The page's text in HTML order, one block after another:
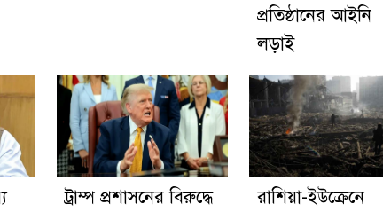
প্রতিষ্ঠানের আইনি
লড়াই
ট্রাম্প প্রশাসনের বিরুদ্ধে
রাশিয়া-ইউক্রেনে